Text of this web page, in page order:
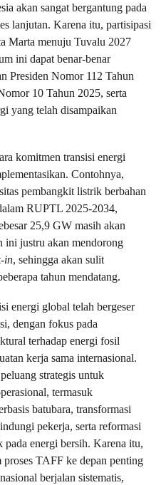
akan sangat bergantung pada
lanjutan. Karena itu, partisipasi
Marta menuju Tuvalu 2027
ini dapat benar-benar
Presiden Nomor 112 Tahun
10 Tahun 2025, serta
yang telah disampaikan
komitmen transisi energi
Contohnya,
pembangkit listrik berbahan
RUPTL 2025-2034,
25,9 GW masih akan
ini justru akan mendorong
in, sehingga akan sulit
tahun mendatang.
energi global telah bergeser
dengan fokus pada
terhadap energi fosil
kerja sama internasional.
strategis untuk
termasuk
batubara, transformasi
pekerja, serta reformasi
energi bersih. Karena itu,
TAFF ke depan penting
berjalan sistematis,